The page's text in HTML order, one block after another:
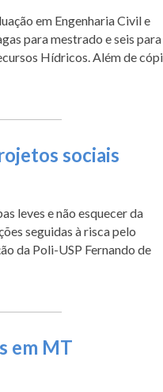
em Engenharia Civil e
para mestrado e seis para
Hídricos. Além de
sociais
leves e não esquecer da
seguidas à risca pelo
da Poli-USP Fernando de
em MT